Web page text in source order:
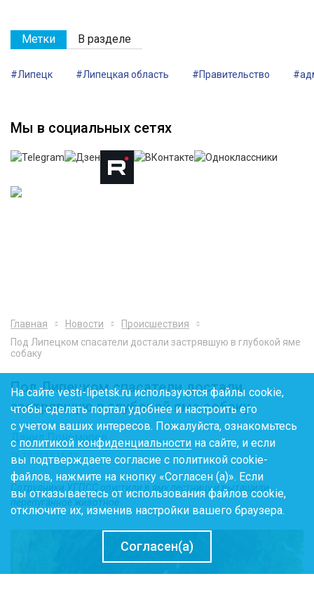
Метки В разделе
#Липецк #Липецкая область #Правительство
Мы в социальных сетях
Главная Новости
Происшествия
Под Липецком спасатели достали застрявшую в глубокой яме
собаку
Под Липецком спасатели достали
застрявшую в глубокой яме собаку
26.10.2022 16:07
Данил Пономарев
Сотрудники УГПСС опустили в яму лестницу и вытащили
На сайте vesti-lipetsk.ru используются файлы cookie,
чтобы сделать портал удобнее и настроить его
с учетом ваших интересов. Пожалуйста, ознакомьтесь
сполитикой конфиденциальности на сайте, и если
вы подтверждаете согласие с политикой cookie-
файлов, нажмите на кнопку «Согласен (а)». Если
вы отказываетесь от использования файлов cookie,
отключите их, изменив настройки вашего браузера.
Согласен(а)